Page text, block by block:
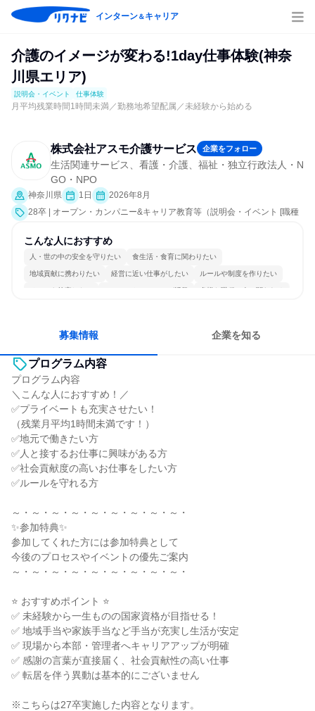
インターン＆キャリア
介護のイメージが変わる!1day仕事体験(神奈
川県エリア)
説明会・イベント 仕事体験
月平均残業時間1時間未満／勤務地希望配属／未経験から始める
株式会社アスモ介護サービス 企業をフォロー
生活関連サービス、看護・介護、福祉・独立行政法人・N
GO・NPO
神奈川県 1日
2026年8月
28卒 | オープン・カンパニー&キャリア教育等（説明会・イベント [職種
こんな人におすすめ
人・世の中の安全を守りたい 食生活・食育に関わりたい
地域貢献に携わりたい 経営に近い仕事がしたい ルールや制度を作りたい
チームを統率したい コミュニケーションが活発 多様な職種の人と関われる
募集情報 企業を知る
プログラム内容
プログラム内容
＼こんな人におすすめ！／
✅プライベートも充実させたい！
（残業月平均1時間未満です！）
✅地元で働きたい方
✅人と接するお仕事に興味がある方
✅社会貢献度の高いお仕事をしたい方
✅ルールを守れる方
～・～・～・～・～・～・～・～・～・
✨参加特典✨
参加してくれた方には参加特典として
今後のプロセスやイベントの優先ご案内
～・～・～・～・～・～・～・～・～・
⭐ おすすめポイント ⭐
✅ 未経験から一生ものの国家資格が目指せる！
✅ 地域手当や家族手当など手当が充実し生活が安定
✅ 現場から本部・管理者へキャリアアップが明確
✅ 感謝の言葉が直接届く、社会貢献性の高い仕事
✅ 転居を伴う異動は基本的にございません
※こちらは27卒実施した内容となります。